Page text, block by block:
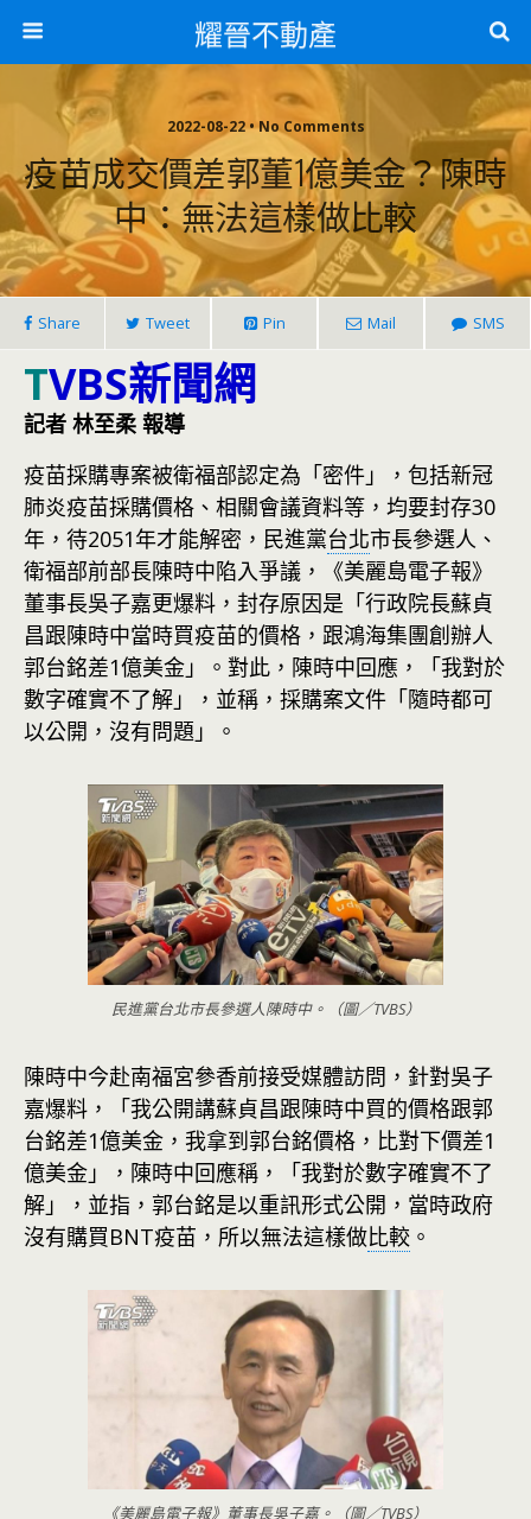
耀晉不動產
2022-08-22 • No Comments
疫苗成交價差郭董1億美金？陳時
中：無法這樣做比較
Share Tweet Pin Mail SMS
TVBS新聞網
記者 林至柔 報導
疫苗採購專案被衛福部認定為「密件」，包括新冠
肺炎疫苗採購價格、相關會議資料等，均要封存30
年，待2051年才能解密，民進黨台北市長參選人、
衛福部前部長陳時中陷入爭議，《美麗島電子報》
董事長吳子嘉更爆料，封存原因是「行政院長蘇貞
昌跟陳時中當時買疫苗的價格，跟鴻海集團創辦人
郭台銘差1億美金」。對此，陳時中回應，「我對於
數字確實不了解」，並稱，採購案文件「隨時都可
以公開，沒有問題」。
民進黨台北市長參選人陳時中。（圖／TVBS）
陳時中今赴南福宮參香前接受媒體訪問，針對吳子
嘉爆料，「我公開講蘇貞昌跟陳時中買的價格跟郭
台銘差1億美金，我拿到郭台銘價格，比對下價差1
億美金」，陳時中回應稱，「我對於數字確實不了
解」，並指，郭台銘是以重訊形式公開，當時政府
沒有購買BNT疫苗，所以無法這樣做比較 。
《美麗島電子報》董事長吳子嘉。（圖／TVBS）